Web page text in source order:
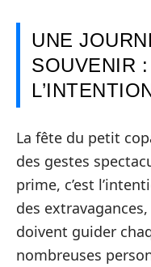
UNE
SOUVENIR :
La fête du petit
des gestes
prime, c’est
des
doivent guider
nombreuses